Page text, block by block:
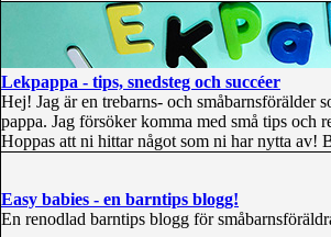
Lekpappa - tips, snedsteg och succéer
Hej! Jag är en trebarns- och småbarnsförälder
pappa. Jag försöker komma med små tips och
Hoppas att ni hittar något som ni har nytta av!
Easy babies - en barntips blogg!
En renodlad barntips blogg för